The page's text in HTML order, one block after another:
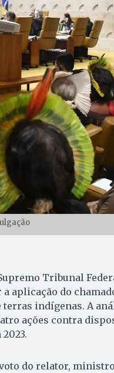
Tribunal
aplicação do
terras indígenas. A
ações contra
do relator,